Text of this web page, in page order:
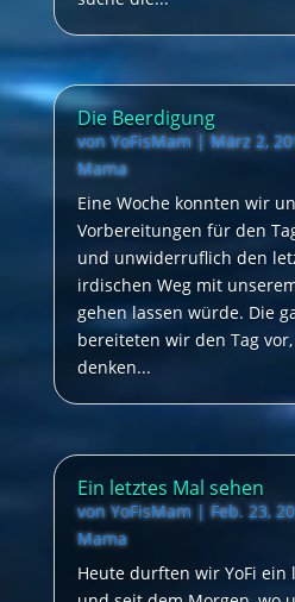
Die Beerdigung
von YoFisMam| März 2,
Mama
Eine Woche konnten wir
Vorbereitungen für den
und unwiderruflich den
irdischen Weg mit
gehen lassen würde. Die
bereiteten wir den Tag
denken...
Ein letztes Mal sehen
von YoFisMam|Feb. 23,
Mama
Heute durften wir YoFi ein